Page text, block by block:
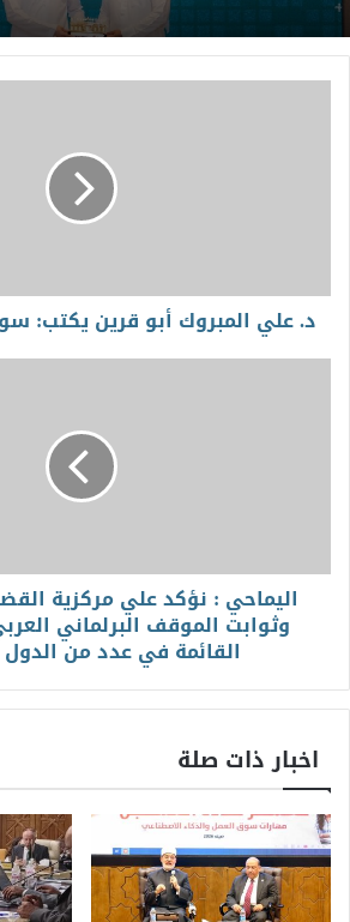
د. علي المبروك أبو قرين يكتب:
اليماحي : نؤكد علي مركزية
وثوابت الموقف البرلماني
القائمة في عدد من الدول
اخبار ذات صلة